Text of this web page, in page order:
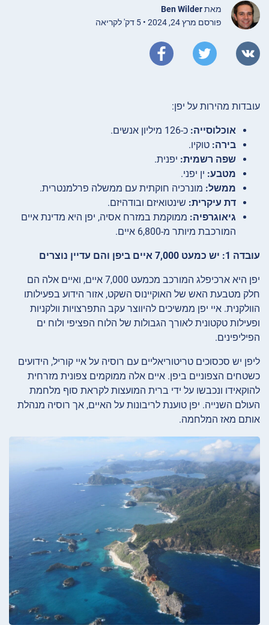
מאתBen Wilder
פורסם מרץ 24, 2024 • 5 דק' לקריאה
עובדות מהירות על יפן:
אוכלוסייה: כ-126 מיליון אנשים.
בירה: טוקיו.
שפה רשמית: יפנית.
מטבע: ין יפני.
ממשל: מונרכיה חוקתית עם ממשלה פרלמנטרית.
דת עיקרית: שינטואיזם ובודהיזם.
גיאוגרפיה: ממוקמת במזרח אסיה, יפן היא מדינת איים
המורכבת מיותר מ-6,800 איים.
עובדה 1: יש כמעט 7,000 איים ביפן והם עדיין נוצרים
יפן היא ארכיפלג המורכב מכמעט 7,000 איים, ואיים אלה הם
חלק מטבעת האש של האוקיינוס השקט, אזור הידוע בפעילותו
הוולקנית. איי יפן ממשיכים להיווצר עקב התפרצויות וולקניות
ופעילות טקטונית לאורך הגבולות של הלוח הפציפי ולוח ים
הפיליפינים.
ליפן יש סכסוכים טריטוריאליים עם רוסיה על איי קוריל, הידועים
כשטחים הצפוניים ביפן. איים אלה ממוקמים צפונית מזרחית
להוקאידו ונכבשו על ידי ברית המועצות לקראת סוף מלחמת
העולם השנייה. יפן טוענת לריבונות על האיים, אך רוסיה מנהלת
אותם מאז המלחמה.